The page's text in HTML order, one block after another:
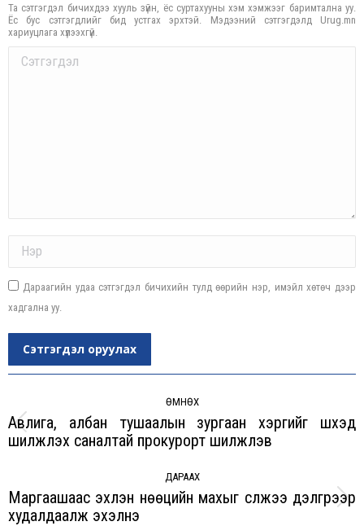
Та сэтгэгдэл бичихдээ хууль зүйн, ёс суртахууны хэм хэмжээг баримтална уу.
Ёс бус сэтгэгдлийг бид устгах эрхтэй. Мэдээний сэтгэгдэлд Urug.mn
хариуцлага хүлээхгүй.
Comment
Дараагийн удаа сэтгэгдэл бичихийн тулд өөрийн нэр, имэйл хөтөч дээр
хадгална уу.
Сэтгэгдэл оруулах
navigation
ӨМНӨХ
Previous
post:
Авлига, албан тушаалын зургаан хэргийг шүүхэд
шилжүүлэх саналтай прокурорт шилжүүлэв
ДАРААХ
Next
Маргаашаас эхлэн нөөцийн махыг сүлжээ дэлгүүрээр
худалдаалж эхэлнэ